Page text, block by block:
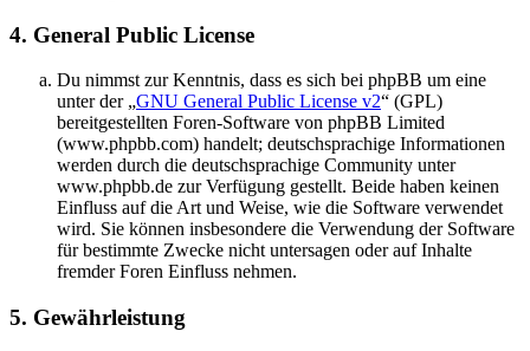
4. General Public License
Du nimmst zur Kenntnis, dass es sich bei phpBB um eine
unter der „GNU General Public License v2“ (GPL)
bereitgestellten Foren-Software von phpBB Limited
(www.phpbb.com) handelt; deutschsprachige Informationen
werden durch die deutschsprachige Community unter
www.phpbb.de zur Verfügung gestellt. Beide haben keinen
Einfluss auf die Art und Weise, wie die Software verwendet
wird. Sie können insbesondere die Verwendung der Software
für bestimmte Zwecke nicht untersagen oder auf Inhalte
fremder Foren Einfluss nehmen.
5. Gewährleistung